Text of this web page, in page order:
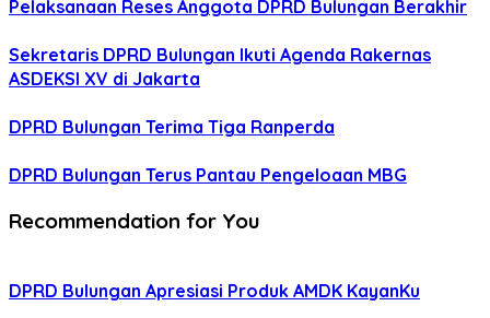
Pelaksanaan Reses Anggota DPRD Bulungan Berakhir
Sekretaris DPRD Bulungan Ikuti Agenda Rakernas
ASDEKSI XV di Jakarta
DPRD Bulungan Terima Tiga Ranperda
DPRD Bulungan Terus Pantau Pengeloaan MBG
Recommendation for You
DPRD Bulungan Apresiasi Produk AMDK KayanKu